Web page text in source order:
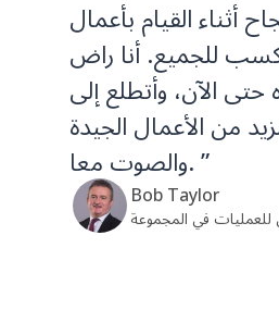
أثناء القيام بأعمال
للجميع. أنا راض
حتى الآن، وأتطلع إلى
من الأعمال الجيدة
والصوت معا. ”
Bob Taylor
للعمليات في المجموعة